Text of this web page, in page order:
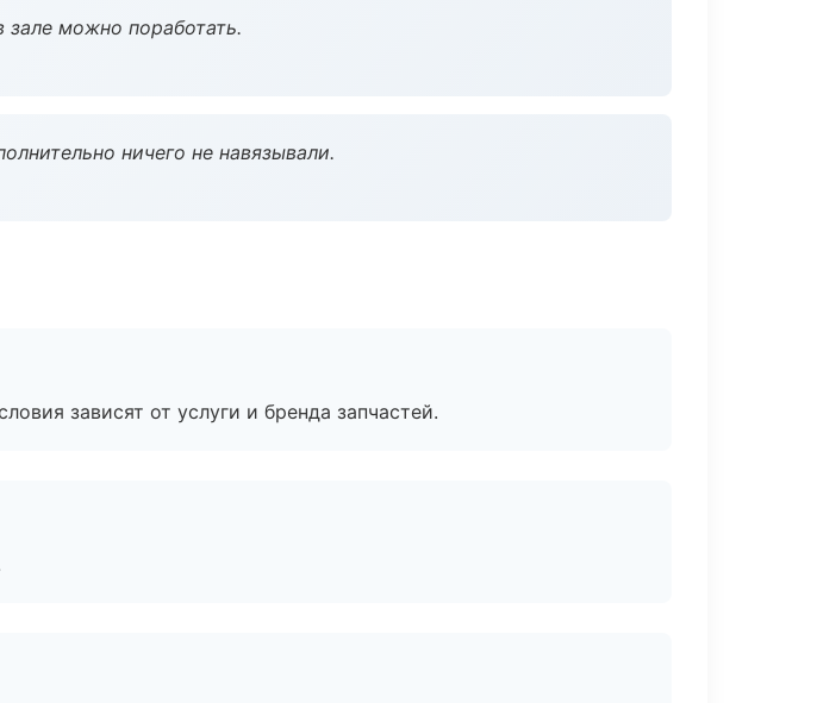
можно поработать.
ничего не навязывали.
зависят от услуги и бренда запчастей.